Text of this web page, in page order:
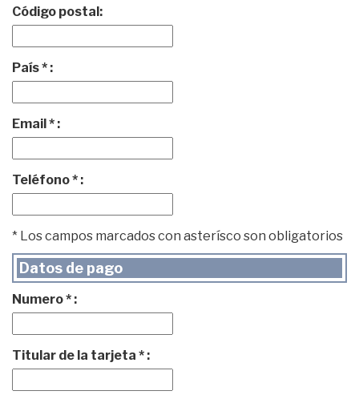
Código postal:
País * :
Email * :
Teléfono * :
* Los campos marcados con asterísco son obligatorios
Datos de pago
Numero * :
Titular de la tarjeta * :